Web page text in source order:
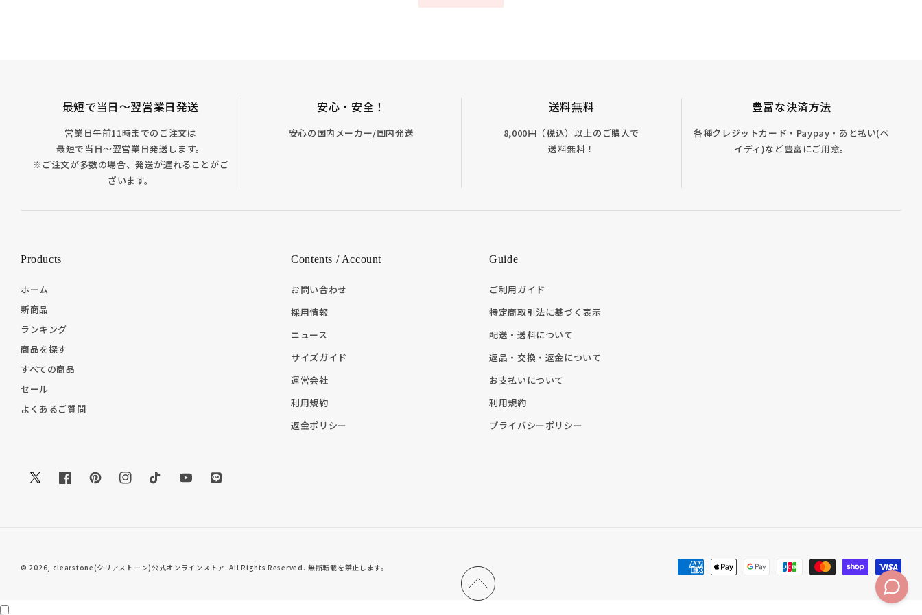
最短で当日～翌営業日発送
営業日午前11時までのご注文は
最短で当日～翌営業日発送します。
※ご注文が多数の場合、発送が遅れることがご
ざいます。
安心・安全！
安心の国内メーカー/国内発送
送料無料
8,000円（税込）以上のご購入で
送料無料！
豊富な決済方法
各種クレジットカード・Paypay・あと払い(ペ
イディ)など豊富にご用意。
Products
ホーム
新商品
ランキング
商品を探す
すべての商品
セール
よくあるご質問
Contents / Account
お問い合わせ
採用情報
ニュース
サイズガイド
運営会社
利用規約
返金ポリシー
Guide
ご利用ガイド
特定商取引法に基づく表示
配送・送料について
返品・交換・返金について
お支払いについて
利用規約
プライバシーポリシー
TwitterFacebookPinterestInstagramTikTokYouTubeTranslation
© 2026, clearstone(クリアストーン)公式オンラインストア . All Rights Reserved. 無断転載を禁止します。